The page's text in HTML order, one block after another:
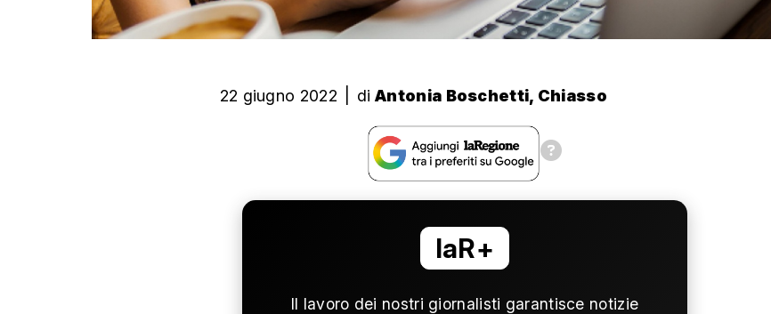
22 giugno 2022 di Antonia Boschetti, Chiasso
laR+
Il lavoro dei nostri giornalisti garantisce notizie